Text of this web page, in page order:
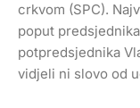
crkvom (SPC).
poput
potpredsjednika
vidjeli ni slovo od